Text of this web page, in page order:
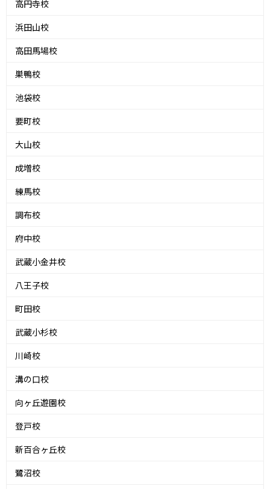
高円寺校
浜田山校
高田馬場校
巣鴨校
池袋校
要町校
大山校
成増校
練馬校
調布校
府中校
武蔵小金井校
八王子校
町田校
武蔵小杉校
川崎校
溝の口校
向ヶ丘遊園校
登戸校
新百合ヶ丘校
鷺沼校